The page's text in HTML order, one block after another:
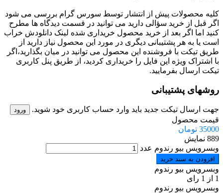
کلیه محصولات پیش از انتشار توسط سورس گرام بررسی می شود
اگر قبل از خرید سؤالی دارید می توانید در قسمت دیدگاه ها مطرح
کنید اما اگر بعد از خرید محصول خریداری شده لینک دانلودش خراب
است یا به هر پشتیبانی دیگری در مورد این محصول نیاز دارید از
طریق تیکت با فروشنده این محصول می توانید در میان بگذارید،اگر
با اشتراک ویژه این فایل را خریداری کردید، از طریق پنل کاربری
تیکت ارسال بفرمایید.
روشهای پشتیبانی
جهت ارسال تیکت جدید باید وارد حساب کاربری خود شوید. ورود
قیمت محصول
35000 تومان
889 نمایش
وبسرویس بیو رندوم عدد
افزودن به سبد خرید
وبسرویس بیو رندوم
1 از 1 رای
وبسرویس بیو رندوم